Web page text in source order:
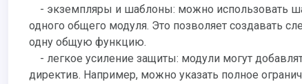
- экземпляры и шаблоны: можно использовать
одного общего модуля. Это позволяет создавать
одну общую функцию.
- легкое усиление защиты: модули могут
директив. Например, можно указать полное